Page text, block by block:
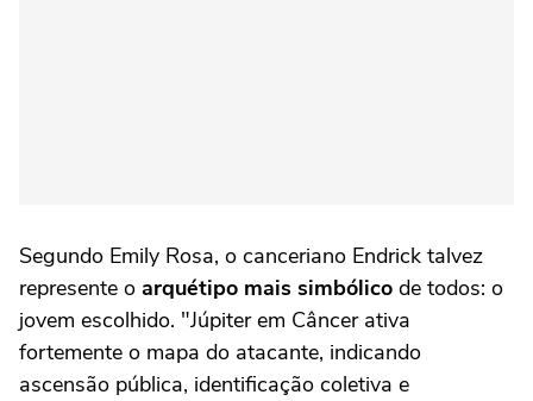
Segundo Emily Rosa, o canceriano Endrick talvez
represente o arquétipo mais simbólico de todos: o
jovem escolhido. "Júpiter em Câncer ativa
fortemente o mapa do atacante, indicando
ascensão pública, identificação coletiva e